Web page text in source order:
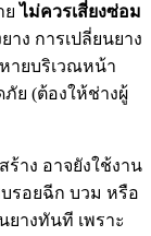
ยไม่ควรเสี่ยงซ่อม
าง การเปลี่ยนยาง
ายบริเวณหน้า
ย (ต้องให้ช่างผู้
ร้าง อาจยังใช้งาน
รอยฉีก บวม หรือ
ยางทันที เพราะ